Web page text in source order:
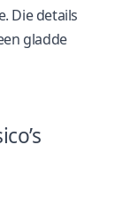
Die details
gladde